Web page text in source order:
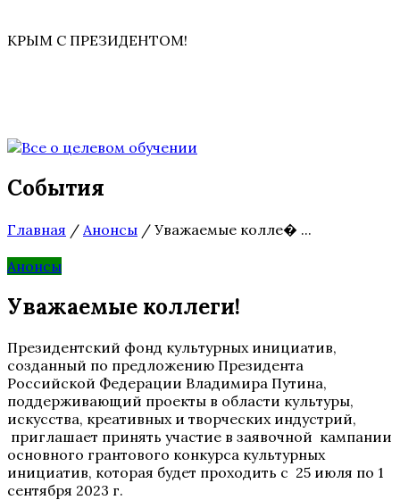
КРЫМ С ПРЕЗИДЕНТОМ!
События
Главная / Анонсы / Уважаемые колле� ...
Анонсы
Уважаемые коллеги!
Президентский фонд культурных инициатив,
созданный по предложению Президента
Российской Федерации Владимира Путина,
поддерживающий проекты в области культуры,
искусства, креативных и творческих индустрий,
приглашает принять участие в заявочной кампании
основного грантового конкурса культурных
инициатив, которая будет проходить с 25 июля по 1
сентября 2023 г.